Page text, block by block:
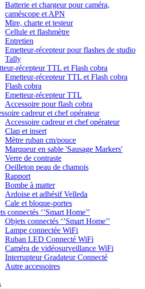
Batterie et chargeur pour caméra,
caméscope et APN
Mire, charte et testeur
Cellule et flashmètre
Entretien
Emetteur-récepteur pour flashes de studio
Tally
récepteur TTL et Flash cobra
Emetteur-récepteur TTL et Flash cobra
Flash cobra
Emetteur-récepteur TTL
Accessoire pour flash cobra
cadreur et chef opérateur
Accessoire cadreur et chef opérateur
Clap et insert
Mètre ruban cm/pouce
Marqueur en sable 'Sausage Markers'
Verre de contraste
Oeilleton peau de chamois
Rapport
Bombe à matter
Ardoise et adhésif Velleda
Cale et bloque-portes
connectés ‘’Smart Home’’
Objets connectés ‘’Smart Home’’
Lampe connectée WiFi
Ruban LED Connecté WiFi
Caméra de vidéosurveillance WiFi
Interrupteur Gradateur Connecté
Autre accessoires